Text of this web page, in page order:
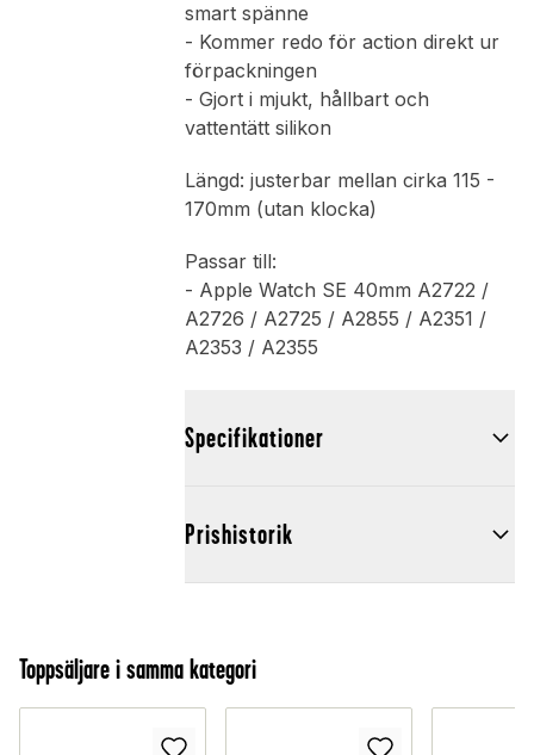
smart spänne
- Kommer redo för action direkt ur
förpackningen
- Gjort i mjukt, hållbart och
vattentätt silikon
Längd: justerbar mellan cirka 115 -
170mm (utan klocka)
Passar till:
- Apple Watch SE 40mm A2722 /
A2726 / A2725 / A2855 / A2351 /
A2353 / A2355
Specifikationer
Prishistorik
Toppsäljare i samma kategori